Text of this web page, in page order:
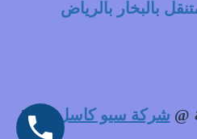
بالبخار بالرياض
@ شركة سيو كاسل2021